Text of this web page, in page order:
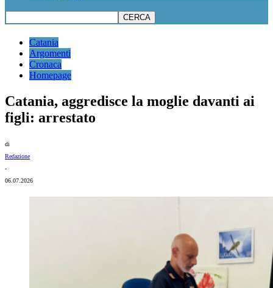
Catania
Argomenti
Cronaca
Homepage
Catania, aggredisce la moglie davanti ai
figli: arrestato
di
Redazione
-
06.07.2026